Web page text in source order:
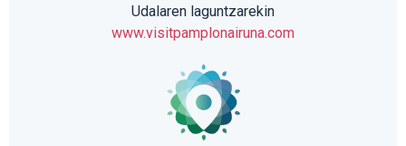
Udalaren laguntzarekin
www.visitpamplonairuna.com